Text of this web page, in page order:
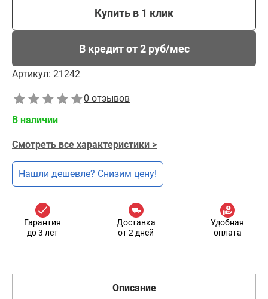
Купить в 1 клик
В кредит от 2 руб/мес
Артикул: 21242
0 отзывов
В наличии
Смотреть все характеристики >
Нашли дешевле? Снизим цену!
Гарантия
до 3 лет
Доставка
от 2 дней
Удобная
оплата
Описание